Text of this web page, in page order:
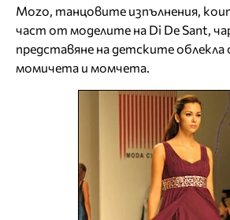
Mozo, танцовите изпълнения,
част от моделите на Di De Sant,
представяне на детските
момичета и момчета.